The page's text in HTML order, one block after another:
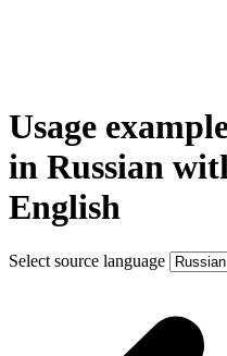
Usage
in Russian
English
Select source language